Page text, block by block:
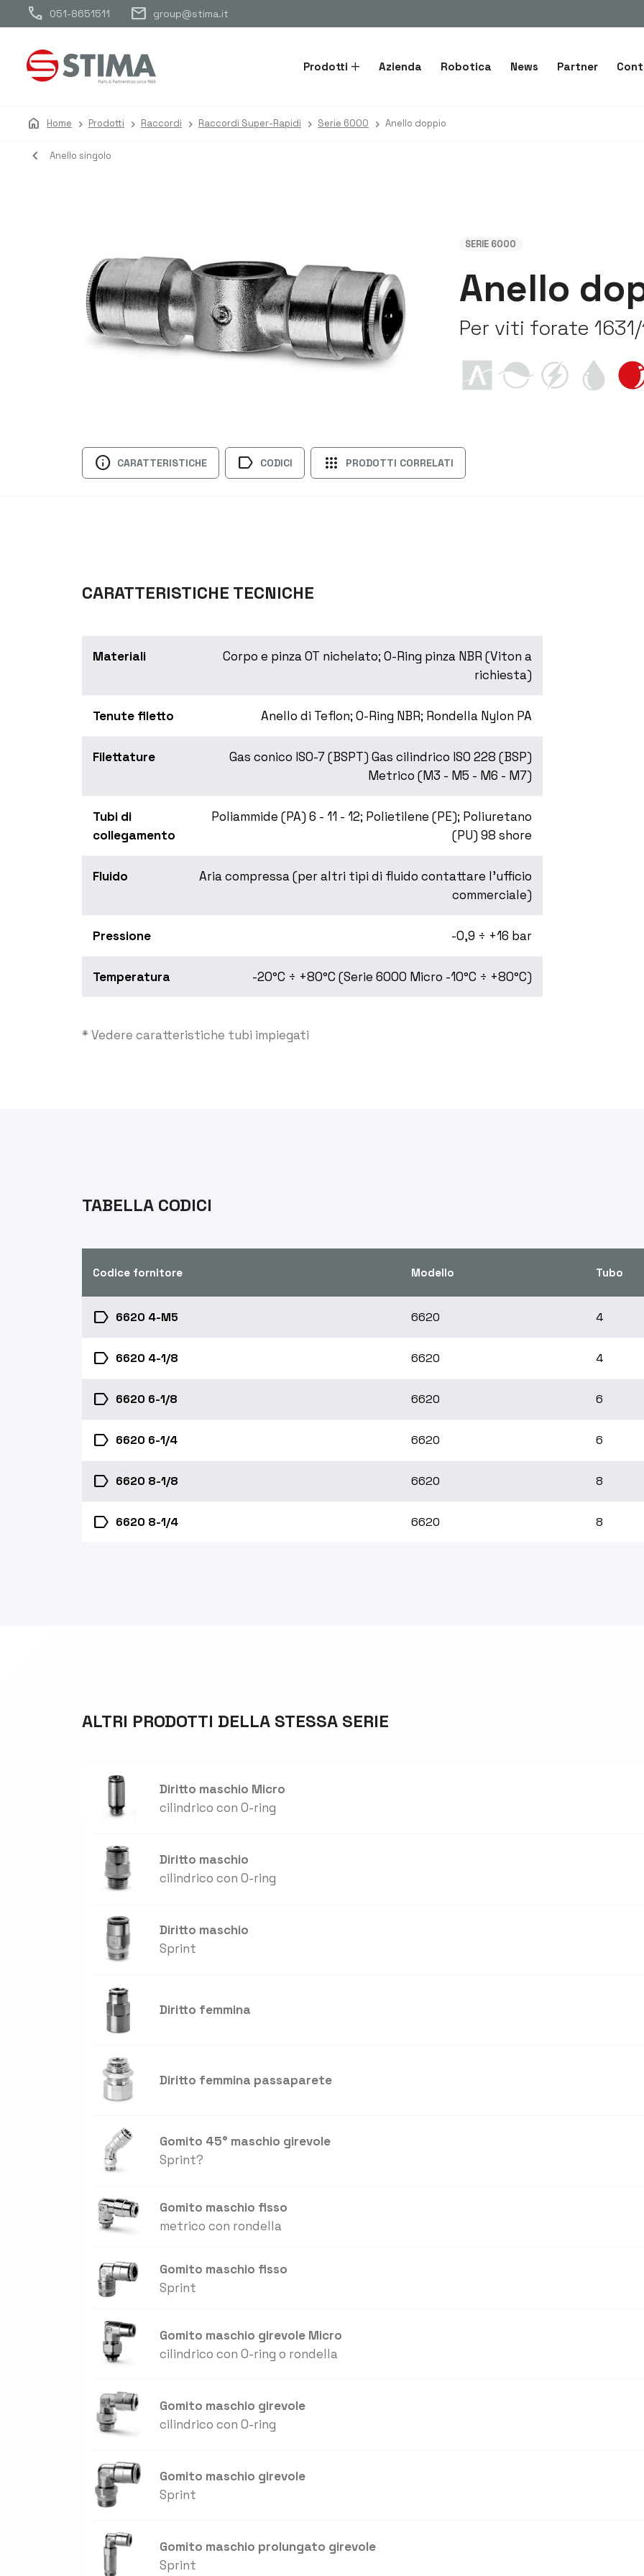
call 051-8651511 mail group@stima.it
Prodotti Azienda Robotica News Partner
home Home Prodotti Raccordi Raccordi Super-Rapidi Serie 6000 Anello doppio
navigate_before Anello singolo
SERIE 6000
Anello
Per viti forate
info CARATTERISTICHE label CODICI apps PRODOTTI CORRELATI
CARATTERISTICHE TECNICHE
Materiali
Corpo e pinza OT nichelato; O-Ring pinza NBR (Viton a
richiesta)
Tenute filetto Anello di Teflon; O-Ring NBR; Rondella Nylon PA
Filettature
Gas conico ISO-7 (BSPT) Gas cilindrico ISO 228 (BSP)
Metrico (M3 - M5 - M6 - M7)
Tubi di
collegamento
Poliammide (PA) 6 - 11 - 12; Polietilene (PE); Poliuretano
(PU) 98 shore
Fluido
Aria compressa (per altri tipi di fluido contattare l’ufficio
commerciale)
Pressione -0,9 ÷ +16 bar
Temperatura -20°C ÷ +80°C (Serie 6000 Micro -10°C ÷ +80°C)
* Vedere caratteristiche tubi impiegati
TABELLA CODICI
Codice fornitore Modello Tubo
label 6620 4-M5 6620 4
label 6620 4-1/8 6620 4
label 6620 6-1/8 6620 6
label 6620 6-1/4 6620 6
label 6620 8-1/8 6620 8
label 6620 8-1/4 6620 8
ALTRI PRODOTTI DELLA STESSA SERIE
Diritto maschio Micro
cilindrico con O-ring
Diritto maschio
cilindrico con O-ring
Diritto maschio
Sprint
Diritto femmina
Diritto femmina passaparete
Gomito 45° maschio girevole
Sprint?
Gomito maschio fisso
metrico con rondella
Gomito maschio fisso
Sprint
Gomito maschio girevole Micro
cilindrico con O-ring o rondella
Gomito maschio girevole
cilindrico con O-ring
Gomito maschio girevole
Sprint
Gomito maschio prolungato girevole
Sprint